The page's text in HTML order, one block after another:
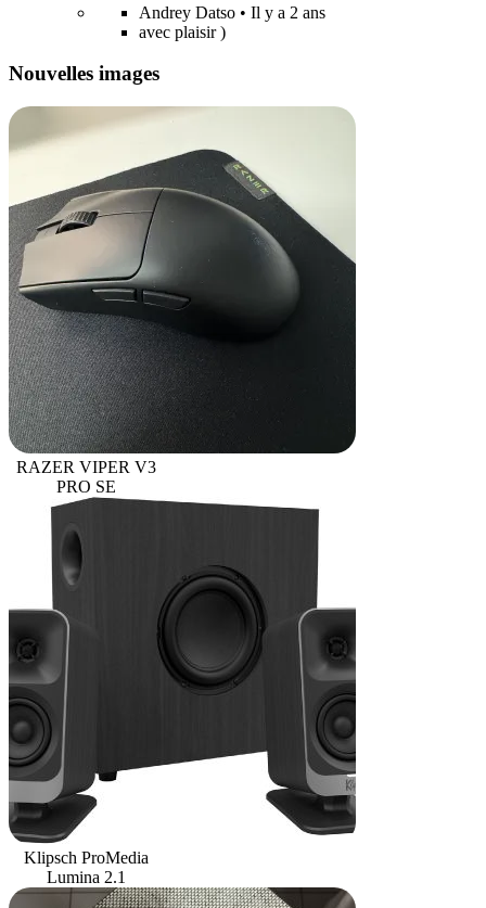
Andrey Datso • Il y a 2 ans
avec plaisir )
Nouvelles images
RAZER VIPER V3
PRO SE
Klipsch ProMedia
Lumina 2.1